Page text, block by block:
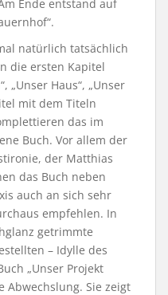
Ende entstand auf
natürlich tatsächlich
die ersten Kapitel
„Unser Haus“, „Unser
mit dem Titeln
das im
Buch. Vor allem der
der Matthias
das Buch neben
auch an sich sehr
empfehlen. In
getrimmte
– Idylle des
„Unser Projekt
Abwechslung. Sie zeigt